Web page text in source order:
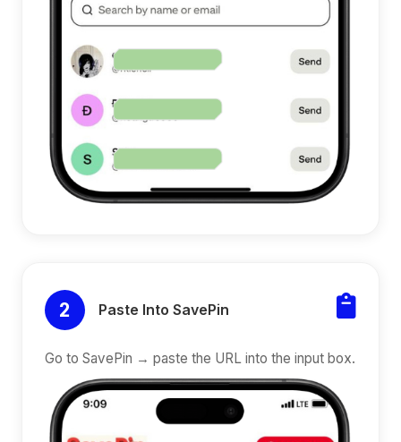
2 Paste Into SavePin
Go to SavePin → paste the URL into the input box.